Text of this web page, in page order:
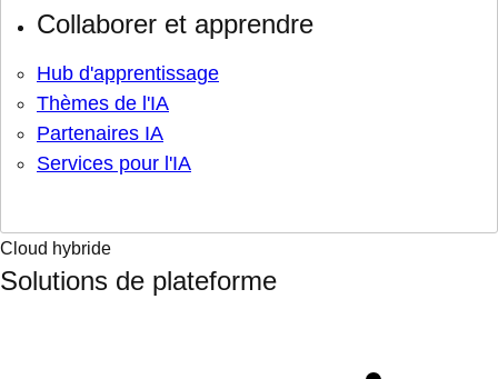
Collaborer et apprendre
Hub d'apprentissage
Thèmes de l'IA
Partenaires IA
Services pour l'IA
Cloud hybride
Solutions de plateforme